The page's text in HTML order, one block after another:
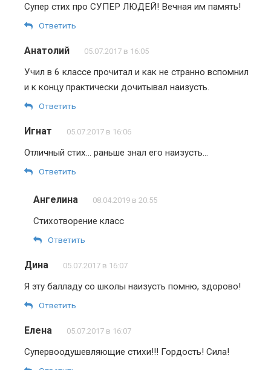
Супер стих про СУПЕР ЛЮДЕЙ! Вечная им память!
Ответить
Анатолий 05.07.2017 в 16:05
Учил в 6 классе прочитал и как не странно вспомнил
и к концу практически дочитывал наизусть.
Ответить
Игнат 05.07.2017 в 16:06
Отличный стих… раньше знал его наизусть…
Ответить
Ангелина 08.04.2019 в 20:55
Стихотворение класс
Ответить
Дина 05.07.2017 в 16:07
Я эту балладу со школы наизусть помню, здорово!
Ответить
Елена 05.07.2017 в 16:07
Супервоодушевляющие стихи!!! Гордость! Сила!